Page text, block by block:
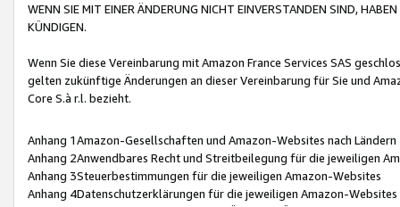
WENN SIE MIT EINER ÄNDERUNG NICHT EINVERSTANDEN SIND,
KÜNDIGEN.
Wenn Sie diese Vereinbarung mit Amazon France Services SAS
gelten zukünftige Änderungen an dieser Vereinbarung für Sie und
Core S.à r.l. bezieht.
Anhang 1Amazon-Gesellschaften und Amazon-Websites nach Ländern
Anhang 2Anwendbares Recht und Streitbeilegung für die jeweiligen
Anhang 3Steuerbestimmungen für die jeweiligen Amazon-Websites
Anhang 4Datenschutzerklärungen für die jeweiligen Amazon-Websites